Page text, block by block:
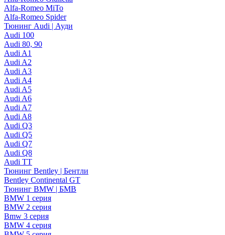
Alfa-Romeo MiTo
Alfa-Romeo Spider
Тюнинг Audi | Ауди
Audi 100
Audi 80, 90
Audi A1
Audi A2
Audi A3
Audi A4
Audi A5
Audi A6
Audi A7
Audi A8
Audi Q3
Audi Q5
Audi Q7
Audi Q8
Audi TT
Тюнинг Bentley | Бентли
Bentley Continental GT
Тюнинг BMW | БМВ
BMW 1 серия
BMW 2 серия
Bmw 3 серия
BMW 4 серия